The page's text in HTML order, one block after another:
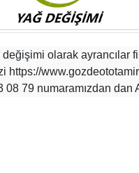
olarak ayrancılar
https://
79 numaramızdan dan